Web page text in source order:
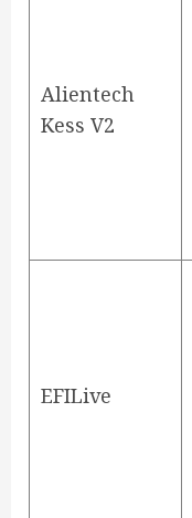
Alientech
Kess V2
EFILive